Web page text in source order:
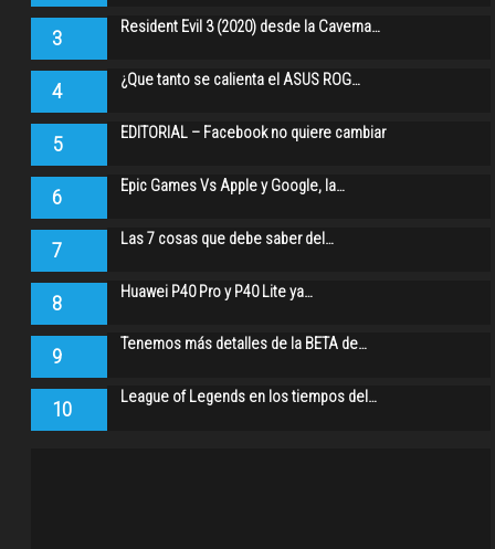
3 Resident Evil 3 (2020) desde la Caverna…
4 ¿Que tanto se calienta el ASUS ROG…
5 EDITORIAL – Facebook no quiere cambiar
6 Epic Games Vs Apple y Google, la…
7 Las 7 cosas que debe saber del…
8 Huawei P40 Pro y P40 Lite ya…
9 Tenemos más detalles de la BETA de…
10 League of Legends en los tiempos del…